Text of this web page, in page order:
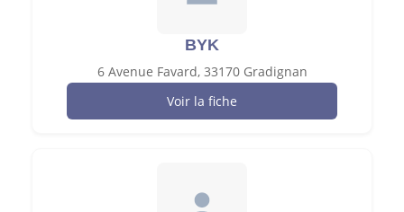
BYK
6 Avenue Favard, 33170 Gradignan
Voir la fiche